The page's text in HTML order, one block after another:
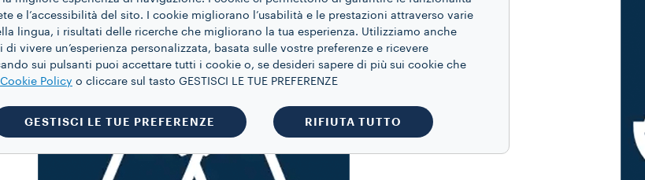
e l’accessibilità del sito. I cookie migliorano l’usabilità e le prestazioni attraverso varie
lingua, i risultati delle ricerche che migliorano la tua esperienza. Utilizziamo anche
vivere un’esperienza personalizzata, basata sulle vostre preferenze e ricevere
sui pulsanti puoi accettare tutti i cookie o, se desideri sapere di più sui cookie che
Cookie Policy o cliccare sul tasto GESTISCI LE TUE PREFERENZE
GESTISCI LE TUE PREFERENZE RIFIUTA TUTTO